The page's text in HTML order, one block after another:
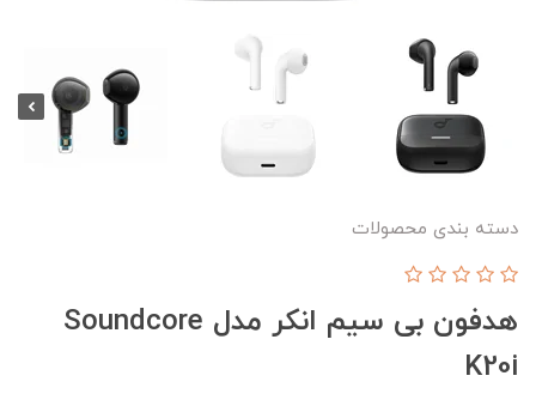
دسته بندی محصولات
هدفون بی سیم انکر مدل Soundcore
K20i